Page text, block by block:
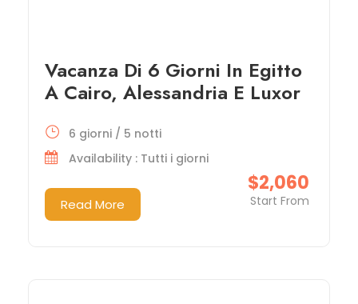
Vacanza Di 6 Giorni In Egitto
A Cairo, Alessandria E Luxor
$2,060
Start From
6 giorni / 5 notti
Availability : Tutti i giorni
Read More